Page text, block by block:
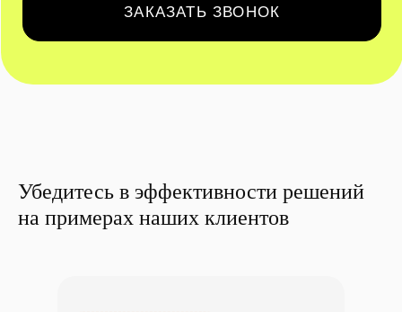
Убедитесь в эффективности решений
на примерах наших клиентов